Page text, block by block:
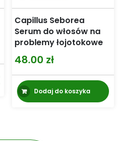
Capillus Seborea
Serum do włosów na
problemy łojotokowe
48.00 zł
Dodaj do koszyka